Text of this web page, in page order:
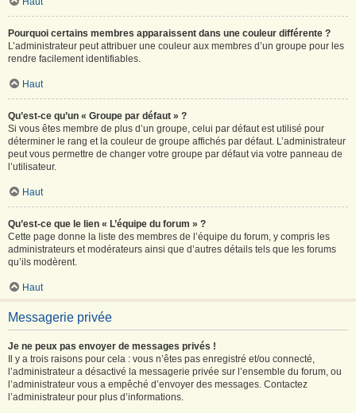
Pourquoi certains membres apparaissent dans une couleur différente ?
L’administrateur peut attribuer une couleur aux membres d’un groupe pour les
rendre facilement identifiables.
Haut
Qu’est-ce qu’un « Groupe par défaut » ?
Si vous êtes membre de plus d’un groupe, celui par défaut est utilisé pour
déterminer le rang et la couleur de groupe affichés par défaut. L’administrateur
peut vous permettre de changer votre groupe par défaut via votre panneau de
l’utilisateur.
Haut
Qu’est-ce que le lien « L’équipe du forum » ?
Cette page donne la liste des membres de l’équipe du forum, y compris les
administrateurs et modérateurs ainsi que d’autres détails tels que les forums
qu’ils modèrent.
Haut
Messagerie privée
Je ne peux pas envoyer de messages privés !
Il y a trois raisons pour cela : vous n’êtes pas enregistré et/ou connecté,
l’administrateur a désactivé la messagerie privée sur l’ensemble du forum, ou
l’administrateur vous a empêché d’envoyer des messages. Contactez
l’administrateur pour plus d’informations.